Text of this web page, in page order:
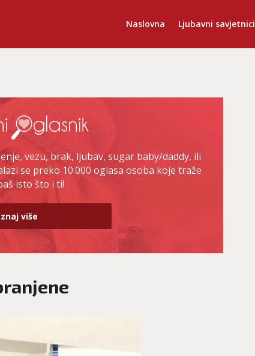
Naslovna Ljubavni savjetnici
vezu, brak, ljubav, sugar baby/daddy, ili
se preko 10.000 oglasa osoba koje traže
isto što i ti!
više